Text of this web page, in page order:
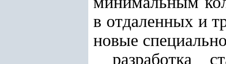
в отдаленных и
новые
разработка